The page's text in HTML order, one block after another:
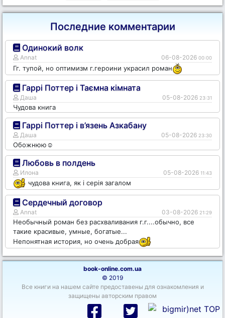
Последние комментарии
Одинокий волк
Annat 06-08-2026 00:00
Гг. тупой, но оптимизм г.героини украсил роман
Гаррі Поттер і Таємна кімната
Даша 05-08-2026 23:31
Чудова книга
Гаррі Поттер і в’язень Азкабану
Даша 05-08-2026 23:30
Обожнюю☺️
Любовь в полдень
Илона 05-08-2026 11:43
чудова книга, як і серія загалом
Сердечный договор
Annat 03-08-2026 21:29
Необычный роман без расхваливания г.г....обычно, все
такие красивые, умные, богатые...
Непонятная история, но очень добрая
book-online.com.ua
© 2019
Все книги на нашем сайте предоставены для ознакомления и
защищены авторским правом